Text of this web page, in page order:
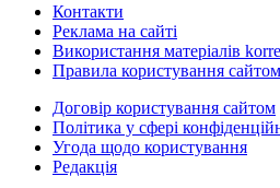
Контакти
Реклама на сайті
Використання матеріалів
Правила користування сайтом
Договір користування сайтом
Політика у сфері
Угода щодо користування
Редакція